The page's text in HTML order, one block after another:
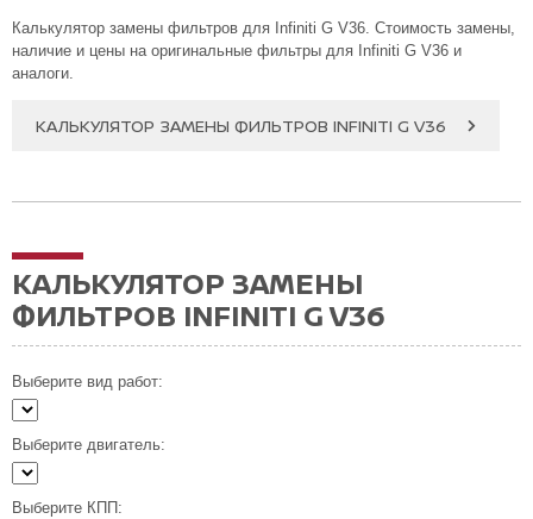
Калькулятор замены фильтров для Infiniti G V36. Стоимость замены,
наличие и цены на оригинальные фильтры для Infiniti G V36 и
аналоги.
КАЛЬКУЛЯТОР ЗАМЕНЫ ФИЛЬТРОВ INFINITI G V36
КАЛЬКУЛЯТОР ЗАМЕНЫ
ФИЛЬТРОВ INFINITI G V36
Выберите вид работ:
Выберите двигатель:
Выберите КПП: